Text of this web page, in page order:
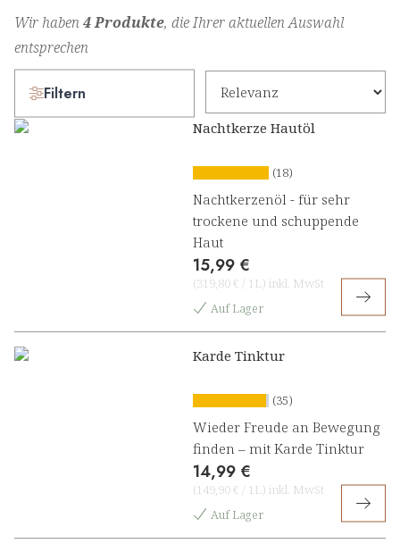
Wir haben4 Produkte, die Ihrer aktuellen Auswahl
entsprechen
Filtern
Nachtkerze Hautöl
(18)
Nachtkerzenöl - für sehr
trockene und schuppende
Haut
15,99 €
(319,80 € / 1L) inkl. MwSt
Auf Lager
Karde Tinktur
(35)
Wieder Freude an Bewegung
finden – mit Karde Tinktur
14,99 €
(149,90 € / 1L) inkl. MwSt
Auf Lager